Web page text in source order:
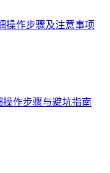
操作步骤及注意事项
作步骤与避坑指南